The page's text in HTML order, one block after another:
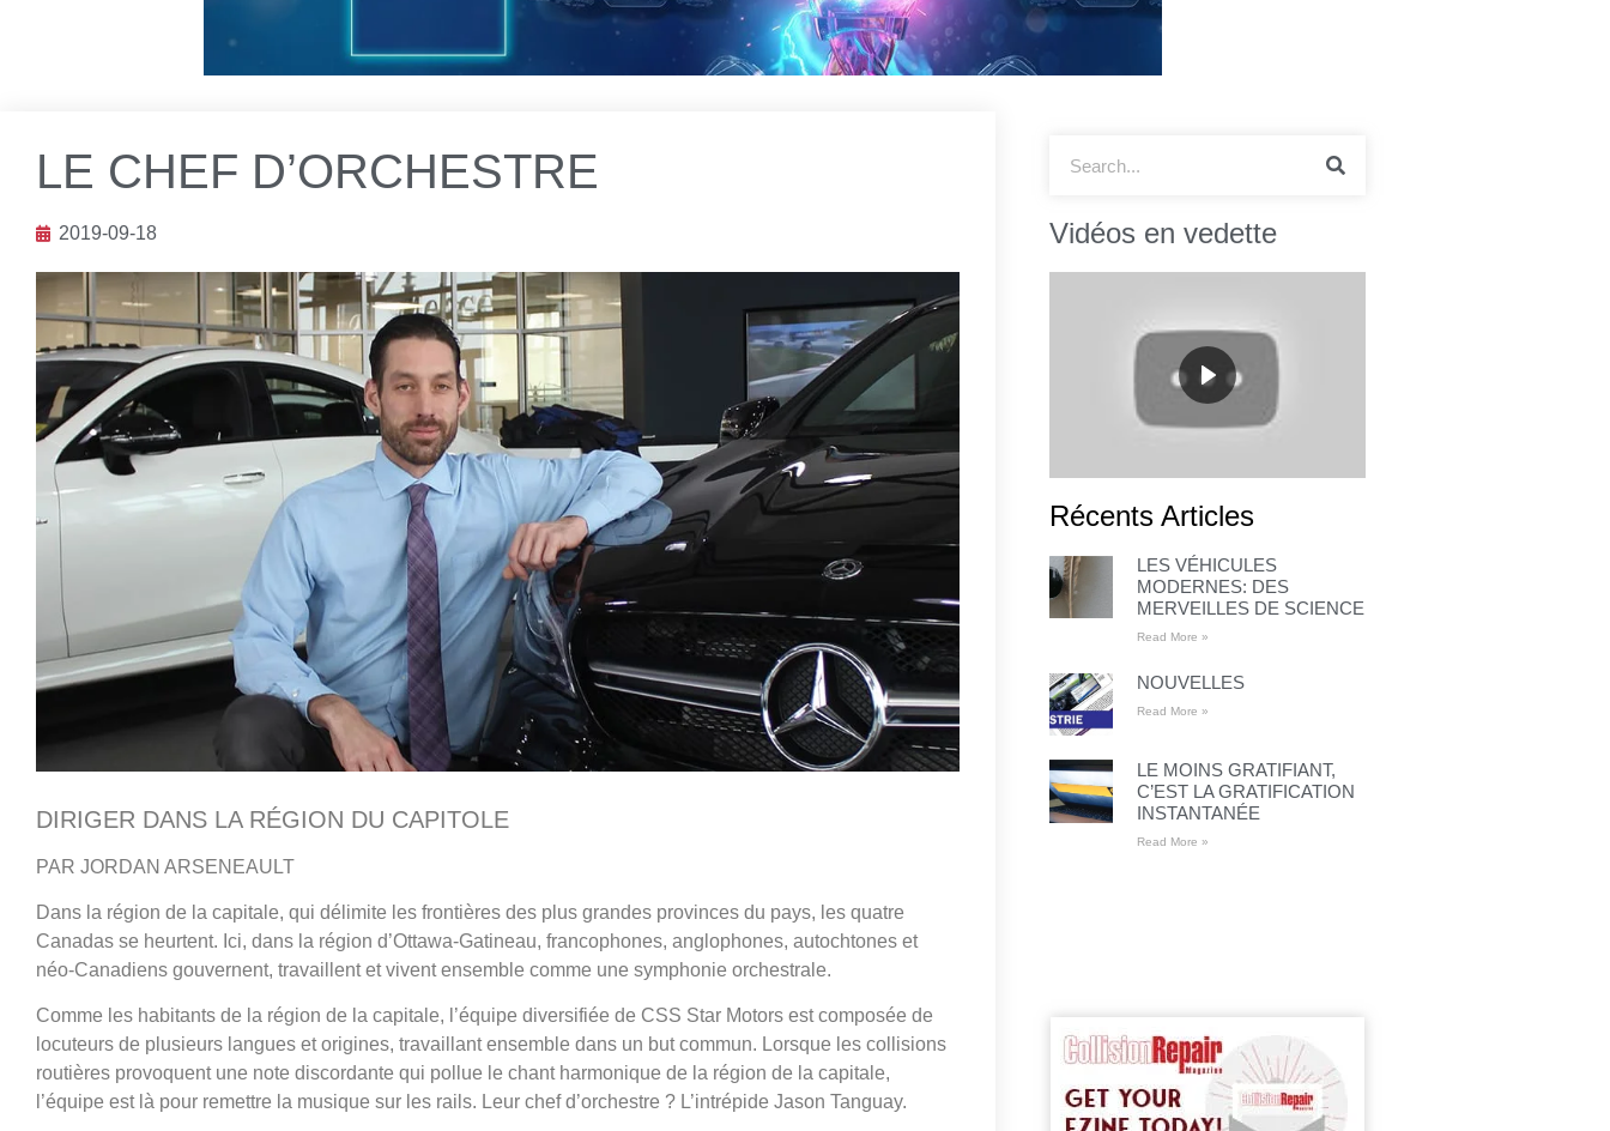
LE CHEF D’ORCHESTRE
2019-09-18
DIRIGER DANS LA RÉGION DU CAPITOLE
PAR JORDAN ARSENEAULT
Dans la région de la capitale, qui délimite les frontières des plus grandes provinces du pays, les quatre
Canadas se heurtent. Ici, dans la région d’Ottawa-Gatineau, francophones, anglophones, autochtones et
néo-Canadiens gouvernent, travaillent et vivent ensemble comme une symphonie orchestrale.
Comme les habitants de la région de la capitale, l’équipe diversifiée de CSS Star Motors est composée de
locuteurs de plusieurs langues et origines, travaillant ensemble dans un but commun. Lorsque les collisions
routières provoquent une note discordante qui pollue le chant harmonique de la région de la capitale,
l’équipe est là pour remettre la musique sur les rails. Leur chef d’orchestre ? L’intrépide Jason Tanguay.
Vidéos en vedette
Récents Articles
LES VÉHICULES
MODERNES: DES
MERVEILLES DE SCIENCE
Read More »
NOUVELLES
Read More »
LE MOINS GRATIFIANT,
C’EST LA GRATIFICATION
INSTANTANÉE
Read More »